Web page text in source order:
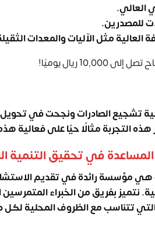
العالي.
للمصدرين.
العالية مثل الآليات والمعدات
إلى 10,000 ري ال يوميًا!
تشجيع الصادرات ونجحت في
هذه التجربة مثالًا حيًا على
المساعدة في تحقيقالتنمية
هي مؤسسة رائدة في تقديم
نتميز بفريق من الخبراء
التي تتناسب مع الظروف المحلية لكل